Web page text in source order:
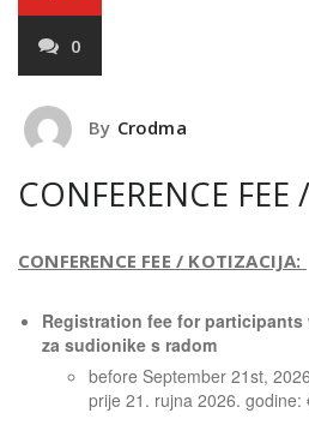
0
By Crodma
CONFERENCE FEE
CONFERENCE FEE / KOTIZACIJA:
Registration fee for participants
za sudionike s radom
before September 21st,
prije 21. rujna 2026. godine: